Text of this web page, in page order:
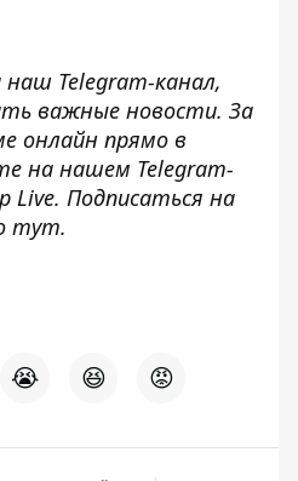
наш Telegram-канал,
важные новости. За
онлайн прямо в
на нашем Telegram-
Live. Подписаться на
тут.
😭 😆 😡